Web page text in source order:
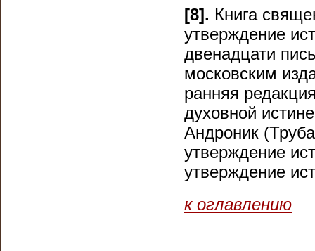
[8]. Книга
утверждение
двенадцати
московским
ранняя
духовной
Андроник
утверждение
утверждение
к оглавлению